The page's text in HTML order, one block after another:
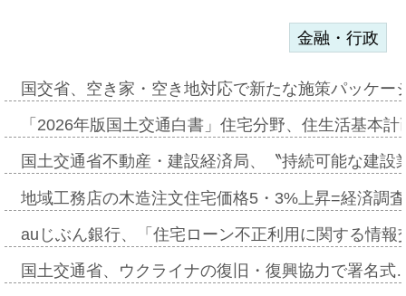
金融・行政
国交省、空き家・空き地対応で新たな施策パッケ
「2026年版国土交通白書」住宅分野、住生活基本
国土交通省不動産・建設経済局、〝持続可能な建
地域工務店の木造注文住宅価格5・3%上昇=経済調
auじぶん銀行、「住宅ローン不正利用に関する情
国土交通省、ウクライナの復旧・復興協力で署名